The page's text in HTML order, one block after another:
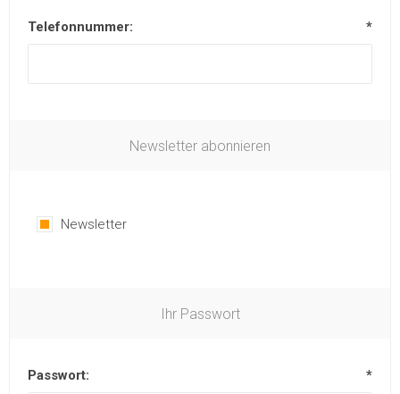
Telefonnummer: *
Newsletter abonnieren
Newsletter
Ihr Passwort
Passwort: *